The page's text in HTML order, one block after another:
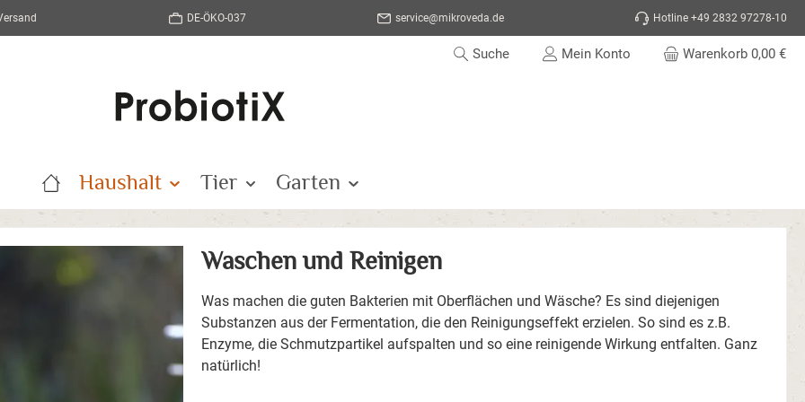
DE-ÖKO-037 service@mikroveda.de Hotline +49 2832 97278-10
Suche Mein Konto Warenkorb 0,00 €
Haushalt Tier Garten
Waschen und Reinigen
Was machen die guten Bakterien mit Oberflächen und Wäsche? Es sind diejenigen
Substanzen aus der Fermentation, die den Reinigungseffekt erzielen. So sind es z.B.
Enzyme, die Schmutzpartikel aufspalten und so eine reinigende Wirkung entfalten. Ganz
natürlich!